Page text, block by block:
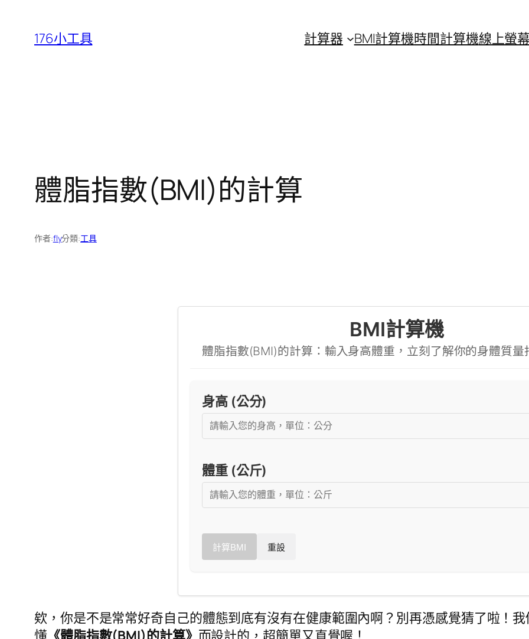
176小工具 計算器 BMI計算機時間計算機線上螢
體脂指數(BMI)的計算
作者:fly分類:工具
BMI計算機
體脂指數(BMI)的計算：輸入身高體重，立刻了解你的身體質量
身高 (公分)
體重 (公斤)
計算BMI 重設
欸，你是不是常常好奇自己的體態到底有沒有在健康範圍內啊？別再憑感覺猜了啦！